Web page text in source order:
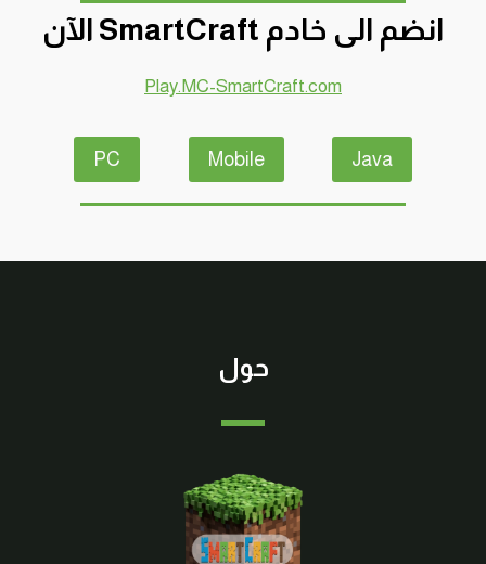
انضم الى خادم SmartCraft الآن
Play.MC-SmartCraft.com
Java
Mobile
PC
حول